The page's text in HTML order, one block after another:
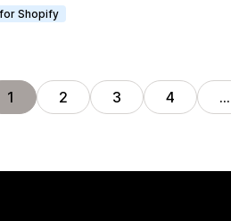
Shopify
1 2 3 4 …